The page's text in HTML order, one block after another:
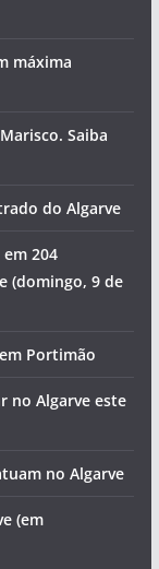
máxima
Saiba
do Algarve
204
(domingo, 9 de
Portimão
no Algarve este
no Algarve
(em